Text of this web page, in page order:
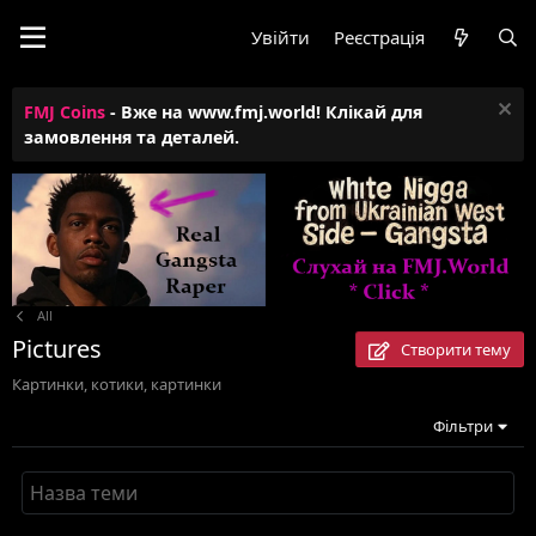
Увійти Реєстрація
FMJ Coins - Вже на www.fmj.world! Клікай для
замовлення та деталей.
All
Pictures
Створити тему
Картинки, котики, картинки
Фільтри